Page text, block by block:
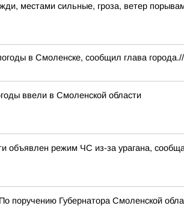
местами сильные, гроза, ветер
в Смоленске, сообщил глава города.//
ввели в Смоленской области
объявлен режим ЧС из-за урагана,
поручению Губернатора Смоленской